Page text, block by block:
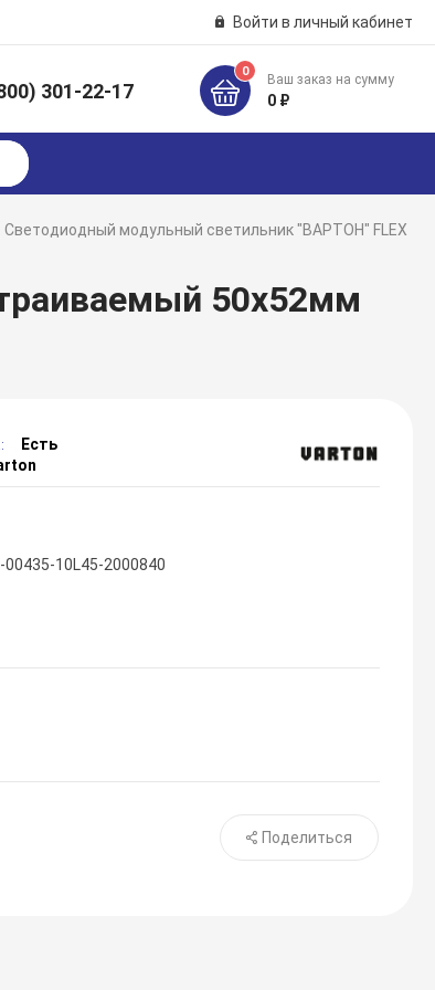
Войти в личный кабинет
301-22-17
0
Ваш заказ на сумму
0 ₽
Светодиодный модульный светильник "ВАРТОН" FLEX
50x52мм
Есть
00435-10L45-2000840
Поделиться